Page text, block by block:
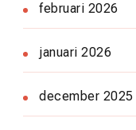
februari 2026
januari 2026
december 2025